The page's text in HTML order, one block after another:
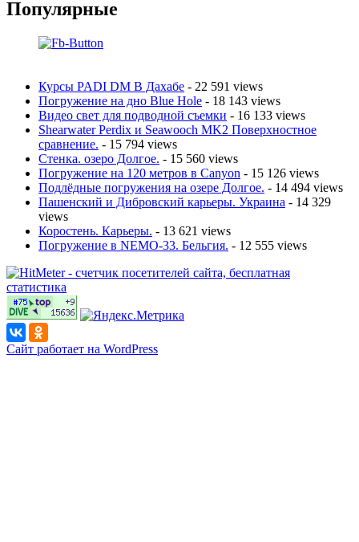
Популярные
Курсы PADI DM В Дахабе - 22 591 views
Погружение на дно Blue Hole - 18 143 views
Видео свет для подводной съемки - 16 133 views
Shearwater Perdix и Seawooch MK2 Поверхностное
сравнение. - 15 794 views
Стенка. озеро Долгое. - 15 560 views
Погружение на 120 метров в Canyon - 15 126 views
Подлёдные погружения на озере Долгое. - 14 494 views
Пашенский и Дибровский карьеры. Украина - 14 329
views
Коростень. Карьеры. - 13 621 views
Погружение в NEMO-33. Бельгия. - 12 555 views
Сайт работает на WordPress